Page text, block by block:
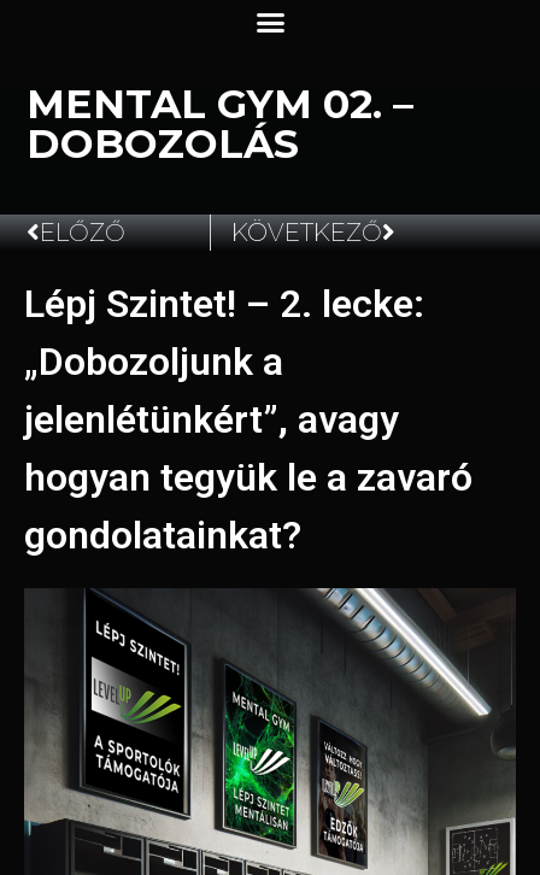
MENTAL GYM 02. –
DOBOZOLÁS
2024.05.09.
ELŐZŐ KÖVETKEZŐ
Lépj Szintet! – 2. lecke:
„Dobozoljunk a
jelenlétünkért”, avagy
hogyan tegyük le a zavaró
gondolatainkat?